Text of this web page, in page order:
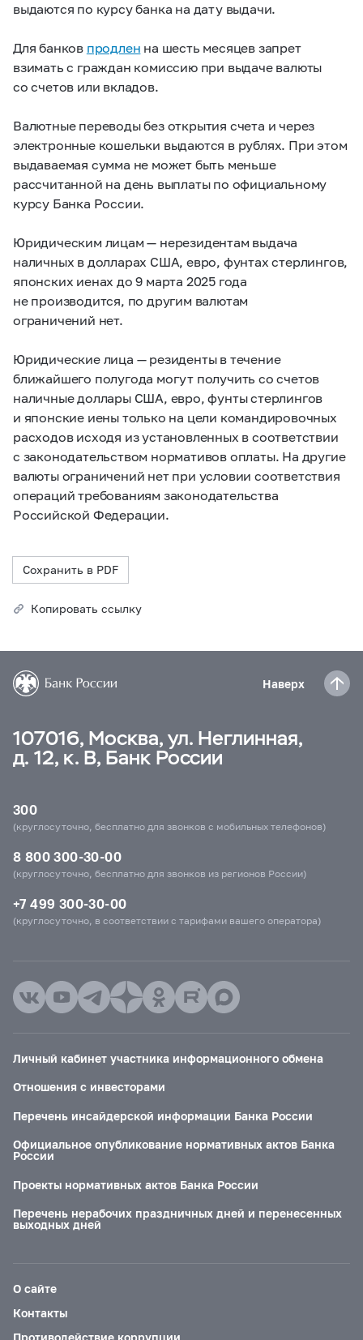
выдаются по курсу банка на дату выдачи.
Для банков продлен на шесть месяцев запрет
взимать с граждан комиссию при выдаче валюты
со счетов или вкладов.
Валютные переводы без открытия счета и через
электронные кошельки выдаются в рублях. При этом
выдаваемая сумма не может быть меньше
рассчитанной на день выплаты по официальному
курсу Банка России.
Юридическим лицам — нерезидентам выдача
наличных в долларах США, евро, фунтах стерлингов,
японских иенах до 9 марта 2025 года
не производится, по другим валютам
ограничений нет.
Юридические лица — резиденты в течение
ближайшего полугода могут получить со счетов
наличные доллары США, евро, фунты стерлингов
и японские иены только на цели командировочных
расходов исходя из установленных в соответствии
с законодательством нормативов оплаты. На другие
валюты ограничений нет при условии соответствия
операций требованиям законодательства
Российской Федерации.
Сохранить в PDF
Копировать ссылку
Наверх
107016, Москва, ул. Неглинная,
д. 12, к. В, Банк России
300
(круглосуточно, бесплатно для звонков с мобильных телефонов)
8 800 300-30-00
(круглосуточно, бесплатно для звонков из регионов России)
+7 499 300-30-00
(круглосуточно, в соответствии с тарифами вашего оператора)
Личный кабинет участника информационного обмена
Отношения с инвесторами
Перечень инсайдерской информации Банка России
Официальное опубликование нормативных актов Банка
России
Проекты нормативных актов Банка России
Перечень нерабочих праздничных дней и перенесенных
выходных дней
О сайте
Контакты
Противодействие коррупции